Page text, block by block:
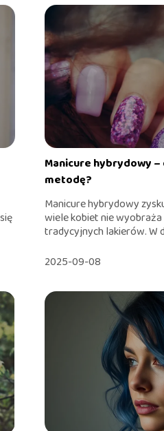
Manicure hybrydowy
metodę?
Manicure hybrydowy
wiele kobiet nie
tradycyjnych lakierów. W
2025-09-08